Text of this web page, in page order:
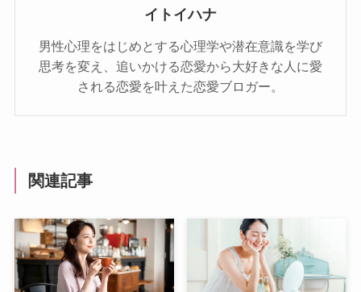
イトイハナ
男性心理をはじめとする心理学や潜在意識を学び
思考を変え、追いかける恋愛から大好きな人に愛
される恋愛を叶えた恋愛ブロガー。
関連記事